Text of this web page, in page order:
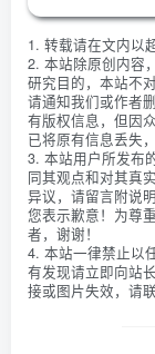
1. 转载请在文内以
2. 本站除原创内容
研究目的，本站不
请通知我们或作者
有版权信息，但因
已将原有信息丢失
3. 本站用户所发布
同其观点和对其真
异议，请留言附说
您表示歉意！为尊
者，谢谢！
4. 本站一律禁止以
有发现请立即向站
接或图片失效，请